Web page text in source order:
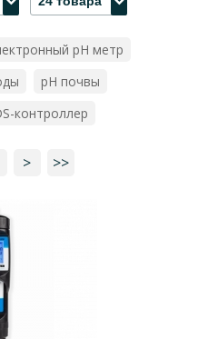
pH метр
pH почвы
контроллер
> >>